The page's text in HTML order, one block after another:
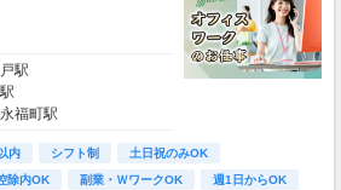
場合
駅
福町駅
内 シフト制
土日祝のみOK
除内OK 副業・ＷワークOK
週1日からOK